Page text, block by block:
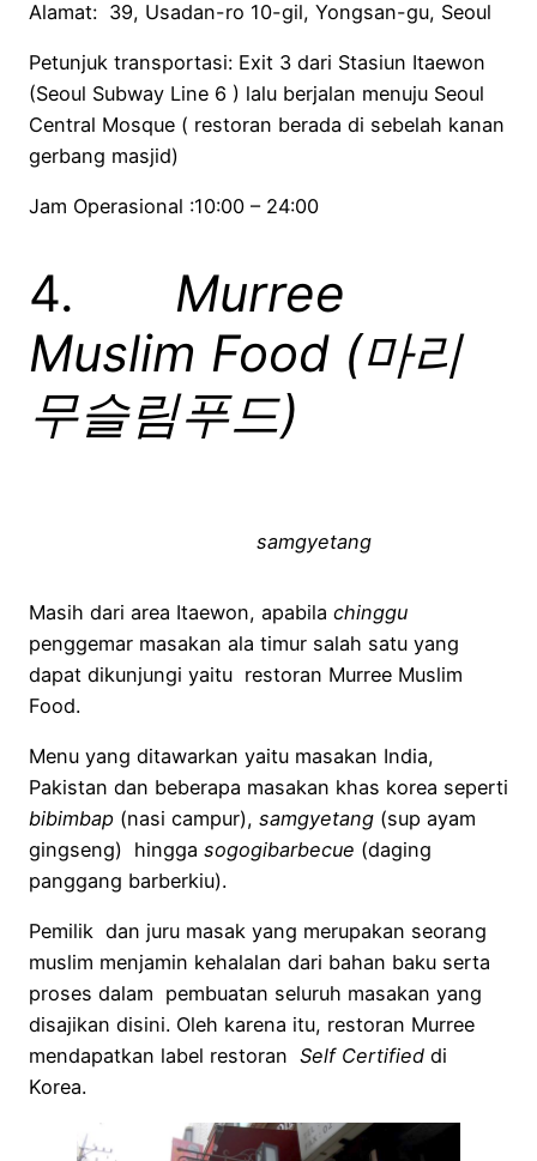
Alamat: 39, Usadan-ro 10-gil, Yongsan-gu, Seoul
Petunjuk transportasi: Exit 3 dari Stasiun Itaewon
(Seoul Subway Line 6 ) lalu berjalan menuju Seoul
Central Mosque ( restoran berada di sebelah kanan
gerbang masjid)
Jam Operasional :10:00 – 24:00
4. Murree
Muslim Food (마리
무슬림푸드)
samgyetang
Masih dari area Itaewon, apabila chinggu
penggemar masakan ala timur salah satu yang
dapat dikunjungi yaitu restoran Murree Muslim
Food.
Menu yang ditawarkan yaitu masakan India,
Pakistan dan beberapa masakan khas korea seperti
bibimbap (nasi campur), samgyetang (sup ayam
gingseng) hingga sogogibarbecue (daging
panggang barberkiu).
Pemilik dan juru masak yang merupakan seorang
muslim menjamin kehalalan dari bahan baku serta
proses dalam pembuatan seluruh masakan yang
disajikan disini. Oleh karena itu, restoran Murree
mendapatkan label restoran Self Certified di
Korea.